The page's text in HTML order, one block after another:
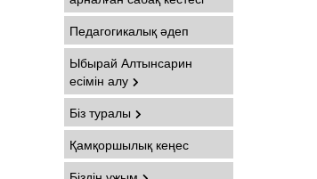
Педагогикалық әдеп
Ыбырай Алтынсарин
есімін алу
Біз туралы
Қамқоршылық кеңес